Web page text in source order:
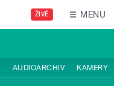
ŽIVĚ MENU
AUDIOARCHIV KAMERY